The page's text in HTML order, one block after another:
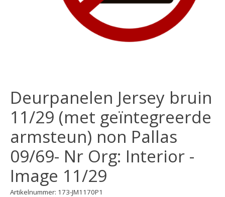
Deurpanelen Jersey bruin
11/29 (met geïntegreerde
armsteun) non Pallas
09/69- Nr Org: Interior -
Image 11/29
Artikelnummer: 173-JM1170P1